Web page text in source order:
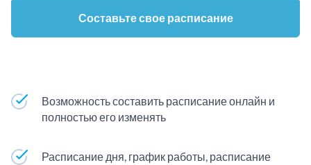
Составьте свое расписание
Возможность составить расписание онлайн и
полностью его изменять
Расписание дня, график работы, расписание